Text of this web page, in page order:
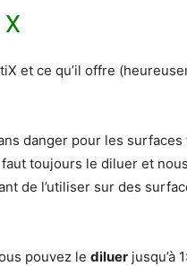
et ce qu’il offre
danger pour les
toujours le diluer et
de l’utiliser sur des
pouvez le diluer jusqu’à